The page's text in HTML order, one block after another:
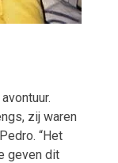
zij waren
“Het
geven dit